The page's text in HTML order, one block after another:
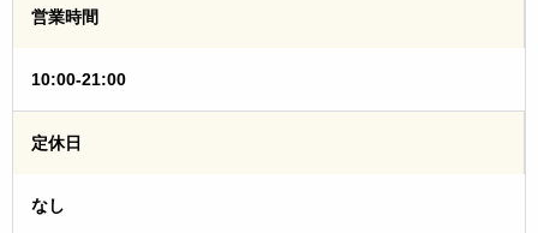
営業時間
10:00-21:00
定休日
なし